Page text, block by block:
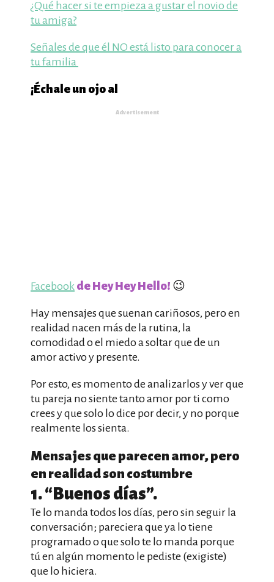
¿Qué hacer si te empieza a gustar el novio de
tu amiga?
Señales de que él NO está listo para conocer a
tu familia
¡Échale un ojo al
Advertisement
Facebook de Hey Hey Hello! 😉
Hay mensajes que suenan cariñosos, pero en
realidad nacen más de la rutina, la
comodidad o el miedo a soltar que de un
amor activo y presente.
Por esto, es momento de analizarlos y ver que
tu pareja no siente tanto amor por ti como
crees y que solo lo dice por decir, y no porque
realmente los sienta.
Mensajes que parecen amor, pero
en realidad son costumbre
1. “Buenos días”.
Te lo manda todos los días, pero sin seguir la
conversación; pareciera que ya lo tiene
programado o que solo te lo manda porque
tú en algún momento le pediste (exigiste)
que lo hiciera.